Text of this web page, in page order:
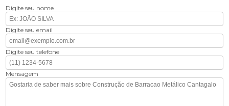
Digite seu nome
Digite seu email
Digite seu telefone
Mensagem